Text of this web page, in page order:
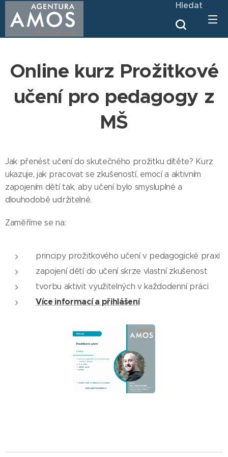
Hledat
Online kurz Prožitkové
učení pro pedagogy z
MŠ
Jak přenést učení do skutečného prožitku dítěte? Kurz
ukazuje, jak pracovat se zkušeností, emocí a aktivním
zapojením dětí tak, aby učení bylo smysluplné a
dlouhodobě udržitelné.
Zaměříme se na:
principy prožitkového učení v pedagogické praxi
zapojení dětí do učení skrze vlastní zkušenost
tvorbu aktivit využitelných v každodenní práci
Více informací a přihlášení